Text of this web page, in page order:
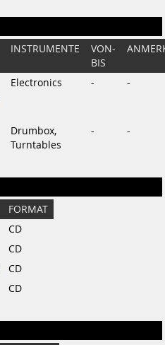
INSTRUMENTE
VON-
BIS
Electronics - -
Drumbox,
Turntables
- -
FORMAT
CD
CD
CD
CD